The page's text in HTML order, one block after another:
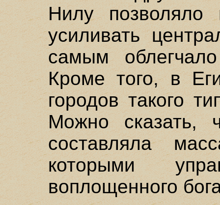
Нилу позволяло
усиливать
самым
Кроме того, в
городов такого
Можно сказать,
составляла
которыми
воплощенного